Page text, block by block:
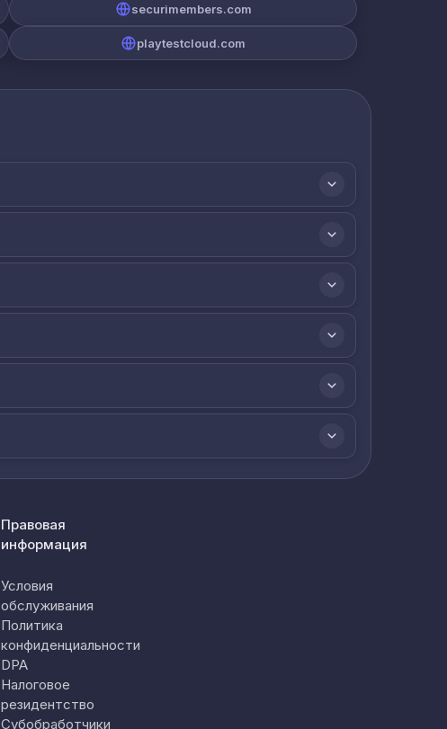
securimembers.com
playtestcloud.com
Правовая
информация
Условия
обслуживания
Политика
конфиденциальности
DPA
Налоговое
резидентство
Субобработчики